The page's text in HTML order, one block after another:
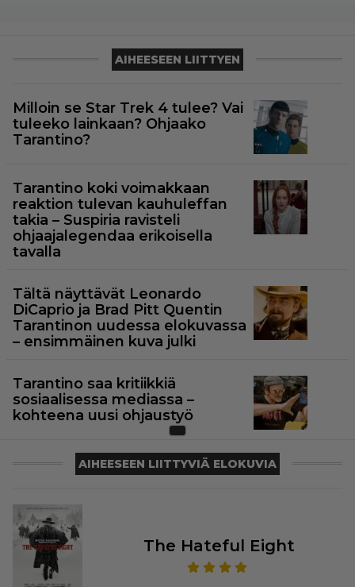
AIHEESEEN LIITTYEN
Milloin se Star Trek 4 tulee? Vai
tuleeko lainkaan? Ohjaako
Tarantino?
Tarantino koki voimakkaan
reaktion tulevan kauhuleffan
takia – Suspiria ravisteli
ohjaajalegendaa erikoisella
tavalla
Tältä näyttävät Leonardo
DiCaprio ja Brad Pitt Quentin
Tarantinon uudessa elokuvassa
– ensimmäinen kuva julki
Tarantino saa kritiikkiä
sosiaalisessa mediassa –
kohteena uusi ohjaustyö
AIHEESEEN LIITTYVIÄ ELOKUVIA
The Hateful Eight